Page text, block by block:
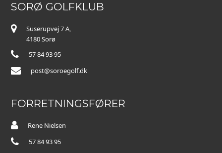
SORØ GOLFKLUB
Suserupvej 7 A,
4180 Sorø
57 84 93 95
post@soroegolf.dk
FORRETNINGSFØRER
Rene Nielsen
57 84 93 95